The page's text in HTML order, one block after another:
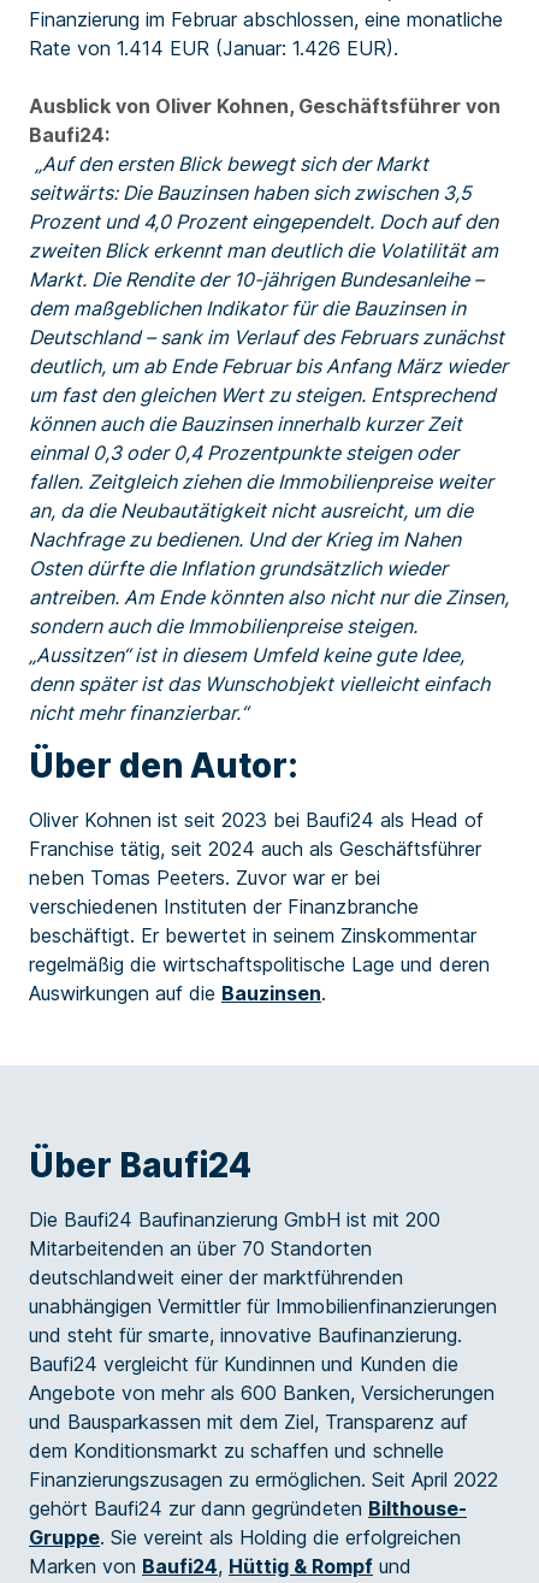
Finanzierung im Februar abschlossen, eine monatliche
Rate von 1.414 EUR (Januar: 1.426 EUR).
Ausblick von Oliver Kohnen, Geschäftsführer von
Baufi24:
„Auf den ersten Blick bewegt sich der Markt
seitwärts: Die Bauzinsen haben sich zwischen 3,5
Prozent und 4,0 Prozent eingependelt. Doch auf den
zweiten Blick erkennt man deutlich die Volatilität am
Markt. Die Rendite der 10-jährigen Bundesanleihe –
dem maßgeblichen Indikator für die Bauzinsen in
Deutschland – sank im Verlauf des Februars zunächst
deutlich, um ab Ende Februar bis Anfang März wieder
um fast den gleichen Wert zu steigen. Entsprechend
können auch die Bauzinsen innerhalb kurzer Zeit
einmal 0,3 oder 0,4 Prozentpunkte steigen oder
fallen. Zeitgleich ziehen die Immobilienpreise weiter
an, da die Neubautätigkeit nicht ausreicht, um die
Nachfrage zu bedienen. Und der Krieg im Nahen
Osten dürfte die Inflation grundsätzlich wieder
antreiben. Am Ende könnten also nicht nur die Zinsen,
sondern auch die Immobilienpreise steigen.
„Aussitzen“ ist in diesem Umfeld keine gute Idee,
denn später ist das Wunschobjekt vielleicht einfach
nicht mehr finanzierbar.“
Über den Autor:
Oliver Kohnen ist seit 2023 bei Baufi24 als Head of
Franchise tätig, seit 2024 auch als Geschäftsführer
neben Tomas Peeters. Zuvor war er bei
verschiedenen Instituten der Finanzbranche
beschäftigt. Er bewertet in seinem Zinskommentar
regelmäßig die wirtschaftspolitische Lage und deren
Auswirkungen auf die Bauzinsen.
Über Baufi24
Die Baufi24 Baufinanzierung GmbH ist mit 200
Mitarbeitenden an über 70 Standorten
deutschlandweit einer der marktführenden
unabhängigen Vermittler für Immobilienfinanzierungen
und steht für smarte, innovative Baufinanzierung.
Baufi24 vergleicht für Kundinnen und Kunden die
Angebote von mehr als 600 Banken, Versicherungen
und Bausparkassen mit dem Ziel, Transparenz auf
dem Konditionsmarkt zu schaffen und schnelle
Finanzierungszusagen zu ermöglichen. Seit April 2022
gehört Baufi24 zur dann gegründeten Bilthouse-
Gruppe. Sie vereint als Holding die erfolgreichen
Marken von Baufi24, Hüttig & Rompf und